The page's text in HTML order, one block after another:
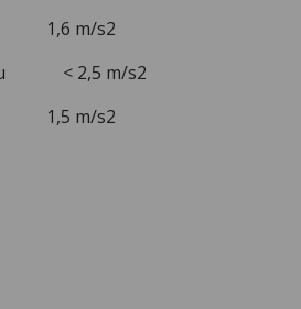
1,6 m/s2
< 2,5 m/s2
1,5 m/s2